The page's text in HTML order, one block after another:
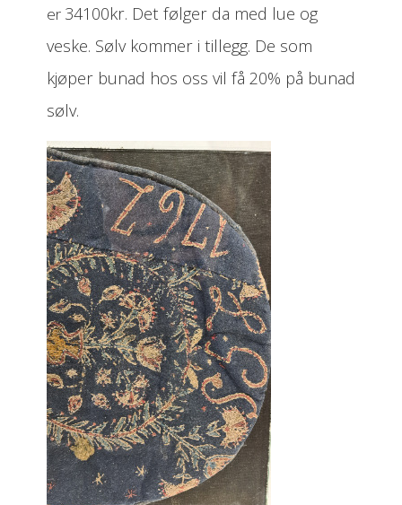
er 34100kr. Det følger da med lue og
veske. Sølv kommer i tillegg. De som
kjøper bunad hos oss vil få 20% på bunad
sølv.